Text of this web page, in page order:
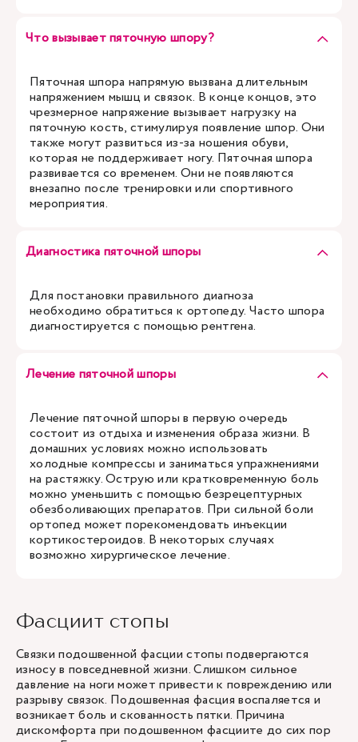
Что вызывает пяточную шпору?
Пяточная шпора напрямую вызвана длительным
напряжением мышц и связок. В конце концов, это
чрезмерное напряжение вызывает нагрузку на
пяточную кость, стимулируя появление шпор. Они
также могут развиться из-за ношения обуви,
которая не поддерживает ногу. Пяточная шпора
развивается со временем. Они не появляются
внезапно после тренировки или спортивного
мероприятия.
Диагностика пяточной шпоры
Для постановки правильного диагноза
необходимо обратиться к ортопеду. Часто шпора
диагностируется с помощью рентгена.
Лечение пяточной шпоры
Лечение пяточной шпоры в первую очередь
состоит из отдыха и изменения образа жизни. В
домашних условиях можно использовать
холодные компрессы и заниматься упражнениями
на растяжку. Острую или кратковременную боль
можно уменьшить с помощью безрецептурных
обезболивающих препаратов. При сильной боли
ортопед может порекомендовать инъекции
кортикостероидов. В некоторых случаях
возможно хирургическое лечение.
Фасциит стопы
Связки подошвенной фасции стопы подвергаются
износу в повседневной жизни. Слишком сильное
давление на ноги может привести к повреждению или
разрыву связок. Подошвенная фасция воспаляется и
возникает боль и скованность пятки. Причина
дискомфорта при подошвенном фасциите до сих пор